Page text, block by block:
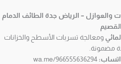
والعوازل – الرياض جدة الطائف الدمام
القصيم
ومعالجة تسربات الأسطح والخزانات
مضمونة.